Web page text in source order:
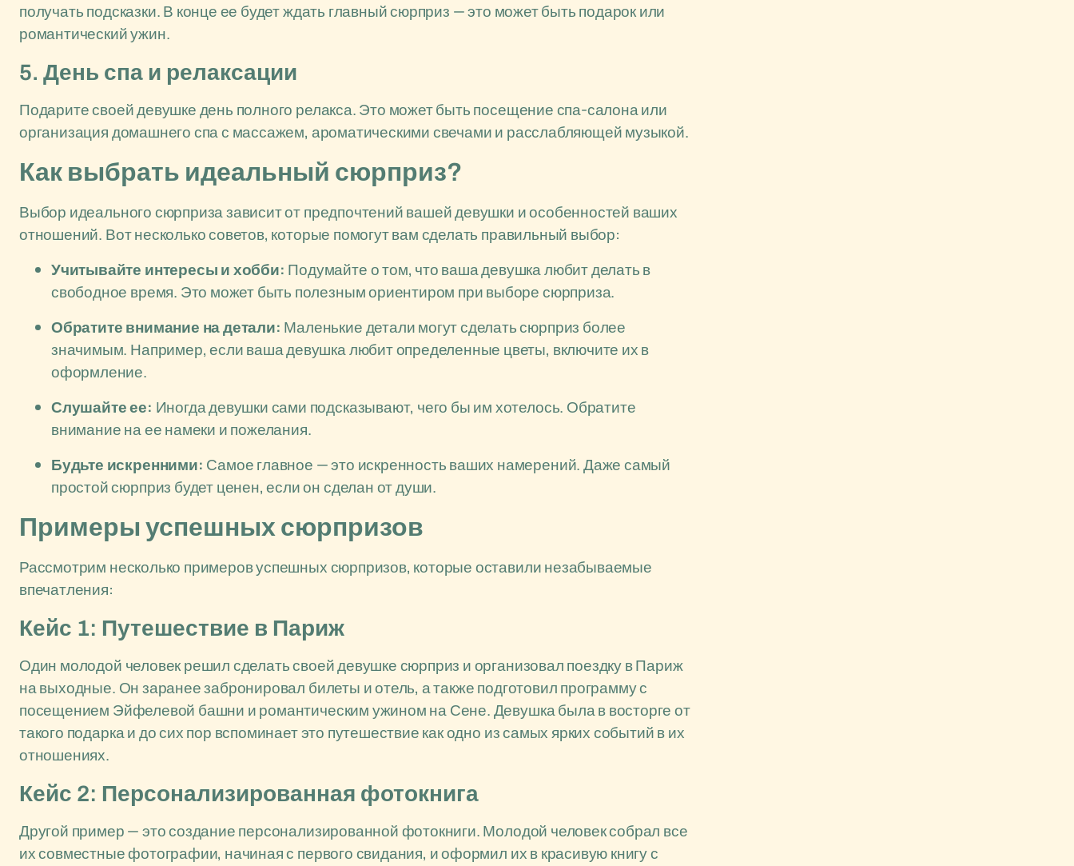
получать подсказки. В конце ее будет ждать главный сюрприз — это может быть подарок или
романтический ужин.
5. День спа и релаксации
Подарите своей девушке день полного релакса. Это может быть посещение спа-салона или
организация домашнего спа с массажем, ароматическими свечами и расслабляющей музыкой.
Как выбрать идеальный сюрприз?
Выбор идеального сюрприза зависит от предпочтений вашей девушки и особенностей ваших
отношений. Вот несколько советов, которые помогут вам сделать правильный выбор:
Учитывайте интересы и хобби: Подумайте о том, что ваша девушка любит делать в
свободное время. Это может быть полезным ориентиром при выборе сюрприза.
Обратите внимание на детали: Маленькие детали могут сделать сюрприз более
значимым. Например, если ваша девушка любит определенные цветы, включите их в
оформление.
Слушайте ее: Иногда девушки сами подсказывают, чего бы им хотелось. Обратите
внимание на ее намеки и пожелания.
Будьте искренними: Самое главное — это искренность ваших намерений. Даже самый
простой сюрприз будет ценен, если он сделан от души.
Примеры успешных сюрпризов
Рассмотрим несколько примеров успешных сюрпризов, которые оставили незабываемые
впечатления:
Кейс 1: Путешествие в Париж
Один молодой человек решил сделать своей девушке сюрприз и организовал поездку в Париж
на выходные. Он заранее забронировал билеты и отель, а также подготовил программу с
посещением Эйфелевой башни и романтическим ужином на Сене. Девушка была в восторге от
такого подарка и до сих пор вспоминает это путешествие как одно из самых ярких событий в их
отношениях.
Кейс 2: Персонализированная фотокнига
Другой пример — это создание персонализированной фотокниги. Молодой человек собрал все
их совместные фотографии, начиная с первого свидания, и оформил их в красивую книгу с